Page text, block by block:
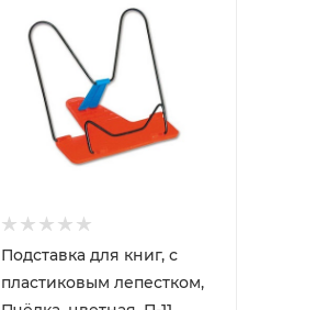
Подставка для книг, с
пластиковым лепестком,